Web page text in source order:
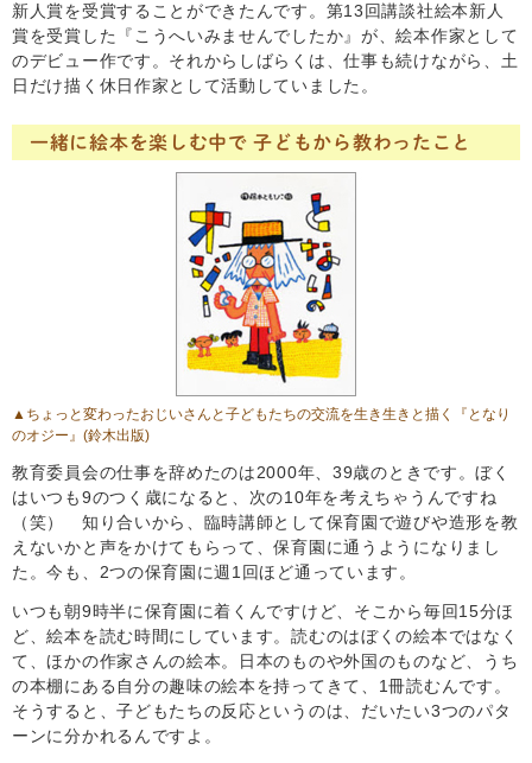
新人賞を受賞することができたんです。第13回講談社絵本新人
賞を受賞した『こうへいみませんでしたか』が、絵本作家として
のデビュー作です。それからしばらくは、仕事も続けながら、土
日だけ描く休日作家として活動していました。
一緒に絵本を楽しむ中で 子どもから教わったこと
▲ちょっと変わったおじいさんと子どもたちの交流を生き生きと描く
『となり
のオジー』 (鈴木出版)
教育委員会の仕事を辞めたのは2000年、39歳のときです。ぼく
はいつも9のつく歳になると、次の10年を考えちゃうんですね
（笑） 知り合いから、臨時講師として保育園で遊びや造形を教
えないかと声をかけてもらって、保育園に通うようになりまし
た。今も、2つの保育園に週1回ほど通っています。
いつも朝9時半に保育園に着くんですけど、そこから毎回15分ほ
ど、絵本を読む時間にしています。読むのはぼくの絵本ではなく
て、ほかの作家さんの絵本。日本のものや外国のものなど、うち
の本棚にある自分の趣味の絵本を持ってきて、1冊読むんです。
そうすると、子どもたちの反応というのは、だいたい3つのパタ
ーンに分かれるんですよ。